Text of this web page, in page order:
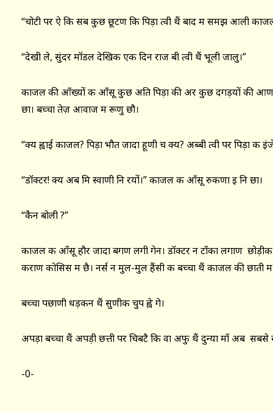
“चोटी पर ऐ कि सब कुछ छूटण कि पिड़ा त्वी थैं बाद म समझ आली
“देखी ले, सुंदर मॉडल देखिक एक दिन राज बी त्वी थैं भूली जालु।”
काजल की आँख्यों क आँसू कुछ अति पिड़ा की अर कुछ दगड़यों की आण
छा। बच्चा तेज़ आवाज म रूणु छौ।
“क्य ह्वाई काजल? पिड़ा भौत जादा हूणी च क्य? अब्बी त्वी पर पिड़ा क
“डॉक्टर! क्य अब मि स्वाणी नि रयों।” काजल क आँसू रुकणा इ नि छा।
“कैन बोली ?”
काजल क आँसू हौर जादा बगण लगी गेन। डॉक्टर न टाँका लगाण
कराण कोसिस म छै। नर्स न मुल-मुल हैंसी क बच्चा थैं काजल की छाती म
बच्चा पछाणी धड़कन थैं सुणीक चुप ह्वे गे।
अपड़ा बच्चा थैं अपड़ी छत्ती पर चिबटै कि वा अफु थैं दुन्या माँ अब
-0-